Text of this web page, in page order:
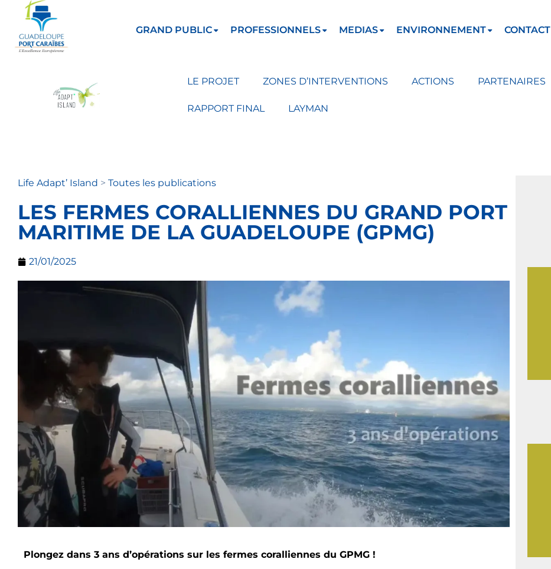
GRAND PUBLIC PROFESSIONNELS MEDIAS ENVIRONNEMENT CONTACT
LE PROJET ZONES D’INTERVENTIONS ACTIONS PARTENAIRES
RAPPORT FINAL LAYMAN
Life Adapt’ Island > Toutes les publications
LES FERMES CORALLIENNES DU GRAND PORT
MARITIME DE LA GUADELOUPE (GPMG)
21/01/2025
Plongez dans 3 ans d’opérations sur les fermes coralliennes du GPMG !